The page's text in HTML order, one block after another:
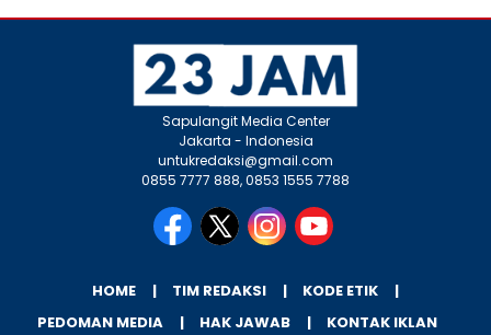
Sapulangit Media Center
Jakarta - Indonesia
untukredaksi@gmail.com
0855 7777 888, 0853 1555 7788
HOME TIM REDAKSI
KODE ETIK
PEDOMAN MEDIA
HAK JAWAB KONTAK IKLAN